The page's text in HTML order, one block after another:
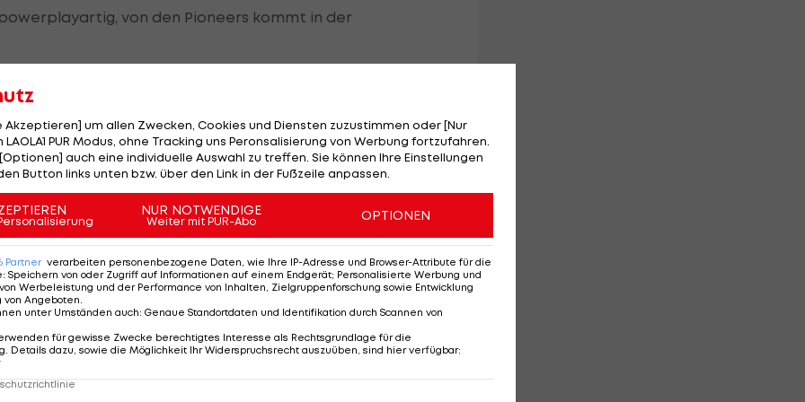
von den Pioneers kommt in der
seitens der Pioneers (37./PP), doch den
Antwort (38.).
klopfen gehörig am Ausgleich an. So treffen die
geprägt, aus denen die Villacher aber zu wenig
drauf zu machen.
der Hausherren zu nutzen. Stattdessen
Fehler der Gäste ausnutzen. Hutchison schnürt
alles klar (59.).
Akzeptieren] um allen Zwecken, Cookies und Diensten zuzustimmen oder [Nur
PUR Modus, ohne Tracking uns Peronsalisierung von Werbung fortzufahren.
auch eine individuelle Auswahl zu treffen. Sie können Ihre Einstellungen
Button links unten bzw. über den Link in der Fußzeile anpassen.
NUR NOTWENDIGE
Weiter mit PUR-Abo OPTIONEN
Partner verarbeiten personenbezogene Daten, wie Ihre IP-Adresse und Browser-Attribute für die
: Speichern von oder Zugriff auf Informationen auf einem Endgerät; Personalisierte Werbung und
Werbeleistung und der Performance von Inhalten, Zielgruppenforschung sowie Entwicklung
von Angeboten.
unter Umständen auch: Genaue Standortdaten und Identifikation durch Scannen von
für gewisse Zwecke berechtigtes Interesse als Rechtsgrundlage für die
Details dazu, sowie die Möglichkeit Ihr Widerspruchsrecht auszuüben, sind hier verfügbar: